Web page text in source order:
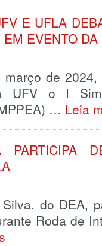
E UFLA
EVENTO
de
UFV o I
… Leia
PARTICIPA
do DEA,
Roda de